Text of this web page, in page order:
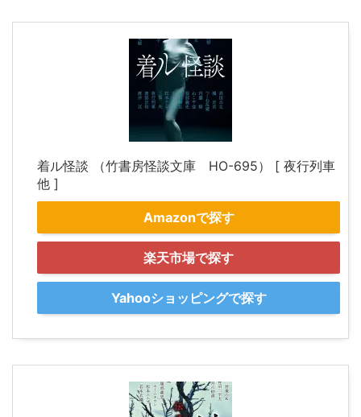
着ル怪談 （竹書房怪談文庫 HO-695） [ 夜行列車
他 ]
Amazonで探す
楽天市場で探す
Yahooショッピングで探す